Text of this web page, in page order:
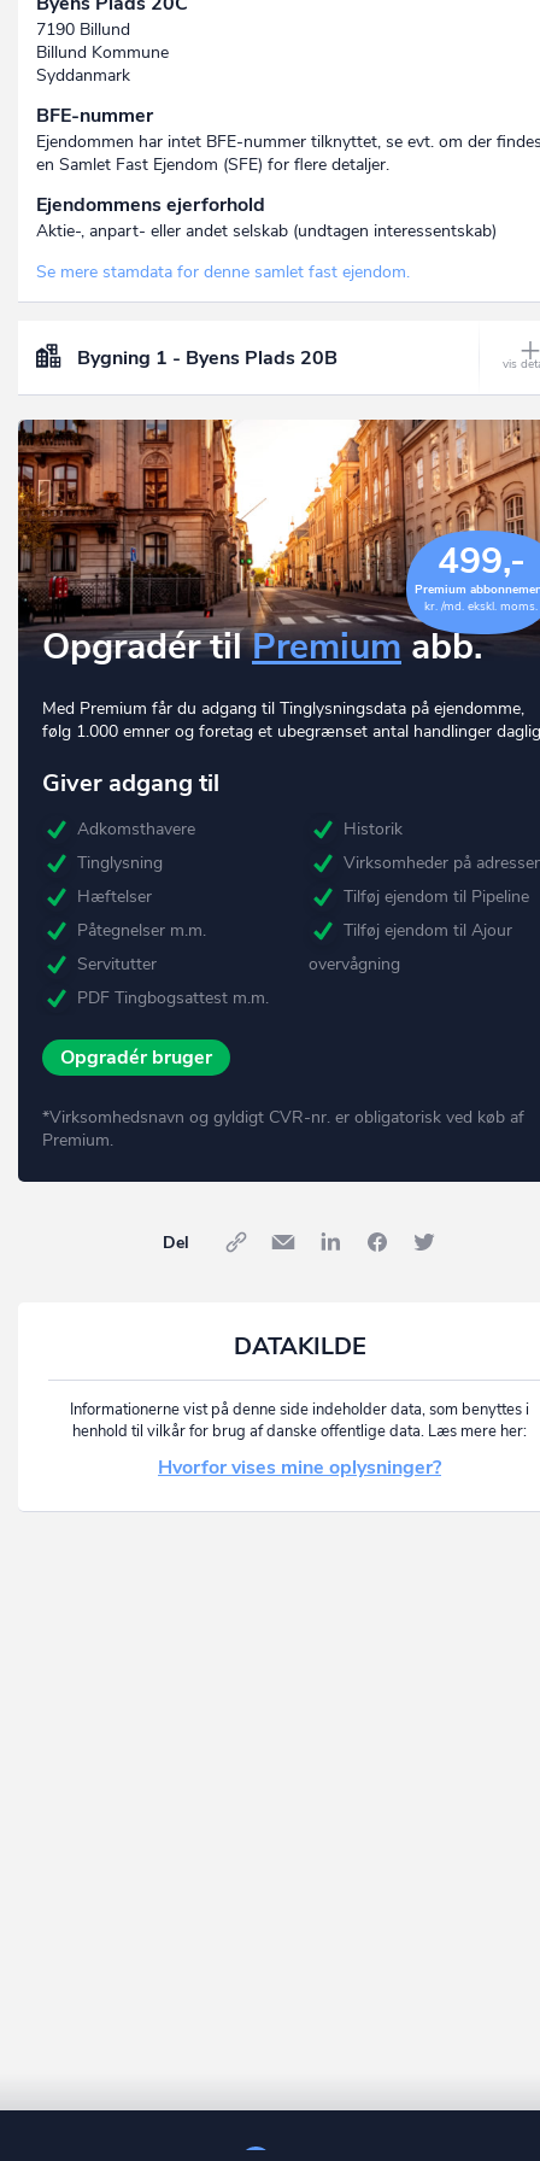
7190 Billund
Billund Kommune
Syddanmark
BFE-nummer
Ejendommen har intet BFE-nummer tilknyttet, se evt. om der
en Samlet Fast Ejendom (SFE) for flere detaljer.
Ejendommens ejerforhold
Aktie-, anpart- eller andet selskab (undtagen interessent­skab)
Se mere stamdata for denne samlet fast ejendom.
Bygning 1 - Byens Plads 20B
499,-
Premium
kr. /md. ekskl. moms.
Opgradér tilPremium abb.
Med Premium får du adgang til Tinglysningsdata på ejendomme,
følg 1.000 emner og foretag et ubegrænset antal handlinger
Giver adgang til
Adkomsthavere
Tinglysning
Hæftelser
Påtegnelser m.m.
Servitutter
PDF Tingbogsattest m.m.
Historik
Virksomheder på
Tilføj ejendom til Pipeline
Tilføj ejendom til Ajour
overvågning
Opgradér bruger
*Virksomhedsnavn og gyldigt CVR-nr. er obligatorisk ved køb af
Premium.
Del
DATAKILDE
Informationerne vist på denne side indeholder data, som benyttes i
henhold til vilkår for brug af danske offentlige data. Læs mere her:
Hvorfor vises mine oplysninger?